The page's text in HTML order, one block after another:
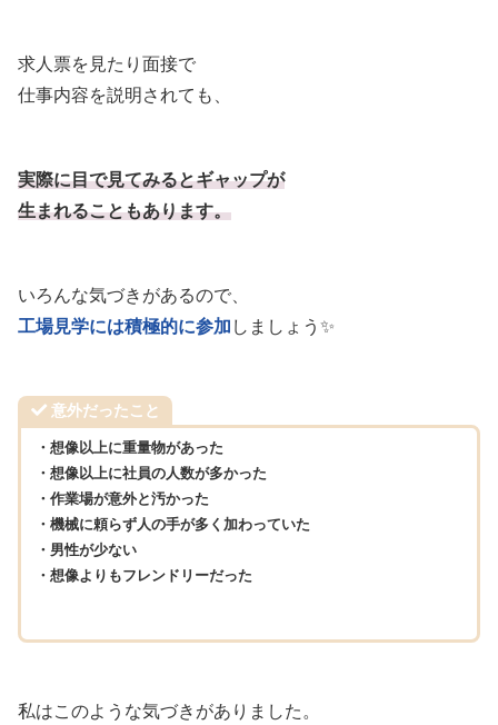
求人票を見たり面接で
仕事内容を説明されても、
実際に目で見てみるとギャップが
生まれることもあります。
いろんな気づきがあるので、
工場見学には積極的に参加 しましょう✨
意外だったこと
・想像以上に重量物があった
・想像以上に社員の人数が多かった
・作業場が意外と汚かった
・機械に頼らず人の手が多く加わっていた
・男性が少ない
・想像よりもフレンドリーだった
私はこのような気づきがありました。